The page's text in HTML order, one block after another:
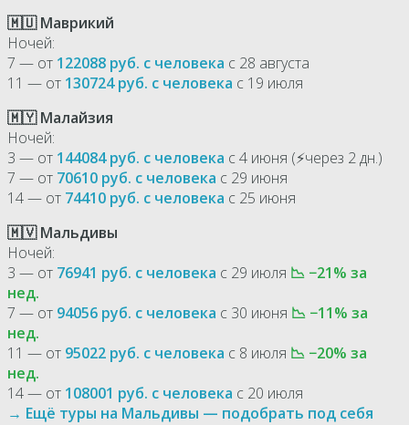
🇲🇺 Маврикий
Ночей:
7 — от 122088 руб. с человека с 28 августа
11 — от 130724 руб. с человека с 19 июля
🇲🇾 Малайзия
Ночей:
3 — от 144084 руб. с человека с 4 июня (⚡через 2 дн.)
7 — от 70610 руб. с человека с 29 июня
14 — от 74410 руб. с человека с 25 июня
🇲🇻 Мальдивы
Ночей:
3 — от 76941 руб. с человека с 29 июля 📉 −21% за
нед.
7 — от 94056 руб. с человека с 30 июня 📉 −11% за
нед.
11 — от 95022 руб. с человека с 8 июля 📉 −20% за
нед.
14 — от 108001 руб. с человека с 20 июля
→ Ещё туры на Мальдивы — подобрать под себя